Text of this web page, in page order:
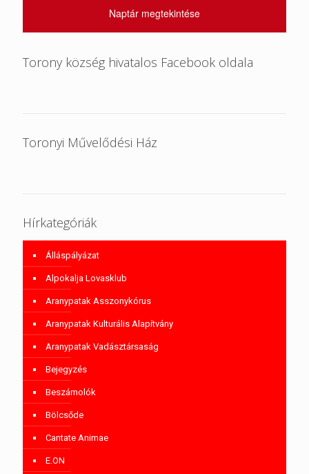
Naptár megtekintése
Torony község hivatalos Facebook oldala
Toronyi Művelődési Ház
Hírkategóriák
Álláspályázat
Alpokalja Lovasklub
Aranypatak Asszonykórus
Aranypatak Kulturális Alapítvány
Aranypatak Vadásztársaság
Bejegyzés
Beszámolók
Bölcsőde
Cantate Animae
E.ON